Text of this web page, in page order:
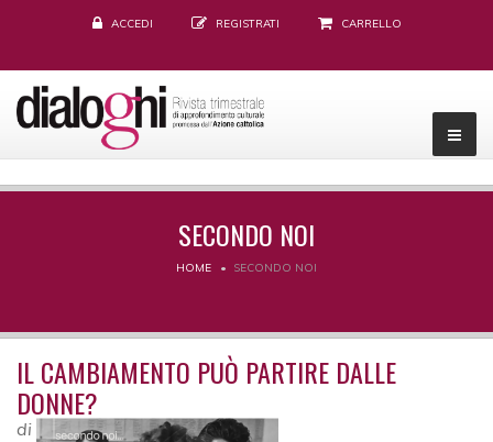
ACCEDI REGISTRATI CARRELLO
SECONDO NOI
HOME SECONDO NOI
IL CAMBIAMENTO PUÒ PARTIRE DALLE
DONNE?
di